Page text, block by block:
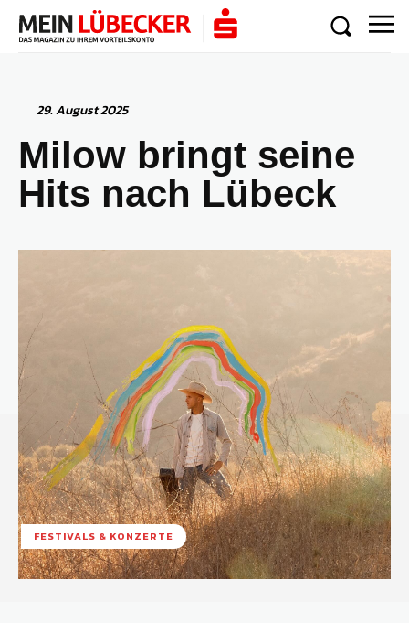
29. August 2025
Milow bringt seine
Hits nach Lübeck
FESTIVALS & KONZERTE